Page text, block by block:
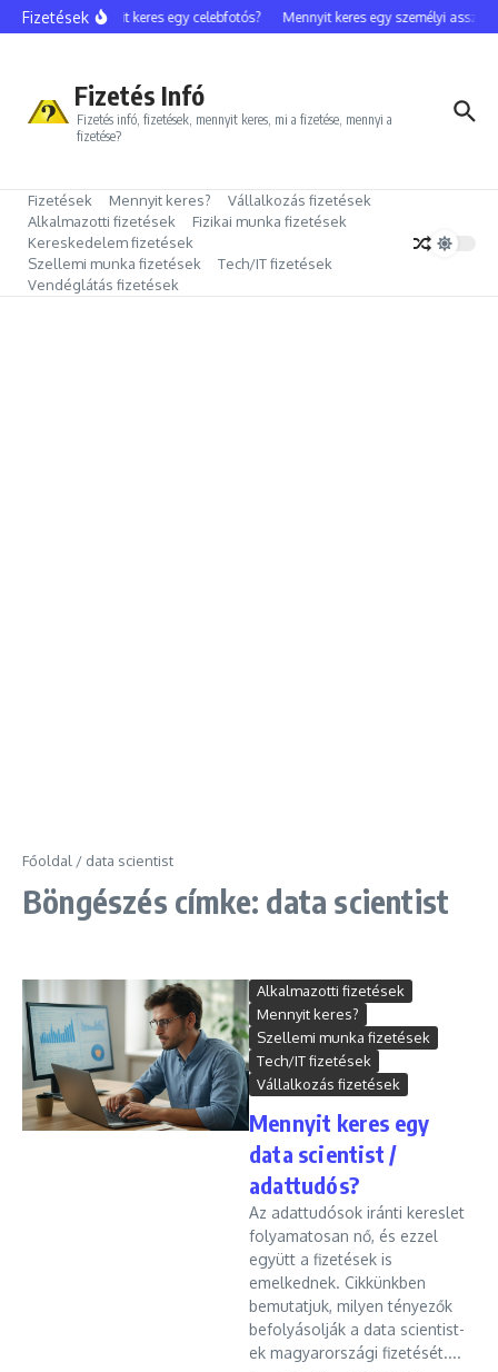
Ugrás a tartalomhoz
FizetésekMennyit keres egy celebfotós? Mennyit keres egy személyi
Fizetés Infó
Fizetés infó, fizetések, mennyit keres, mi a fizetése, mennyi a
fizetése?
Fizetések Mennyit keres?
Vállalkozás fizetések
Alkalmazotti fizetések
Fizikai munka fizetések
Kereskedelem fizetések
Szellemi munka fizetések
Tech/IT fizetések
Vendéglátás fizetések
Főoldal / data scientist
Böngészés címke: data scientist
Alkalmazotti fizetések
Mennyit keres?
Szellemi munka fizetések
Tech/IT fizetések
Vállalkozás fizetések
Mennyit keres egy
data scientist /
adattudós?
Az adattudósok iránti kereslet
folyamatosan nő, és ezzel
együtt a fizetések is
emelkednek. Cikkünkben
bemutatjuk, milyen tényezők
befolyásolják a data scientist-
ek magyarországi fizetését....